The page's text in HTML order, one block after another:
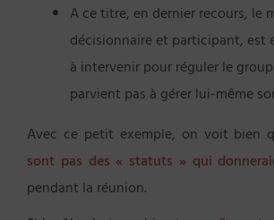
A ce titre, en dernier recours, le
décisionnaire et participant, est
à intervenir pour réguler le
parvient pas à gérer lui-même
Avec ce petit exemple, on voit bien
sont pas des « statuts » qui
pendant la réunion.